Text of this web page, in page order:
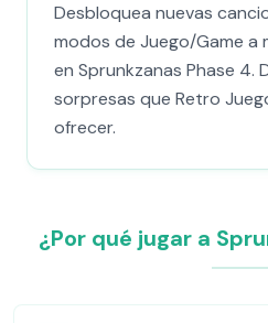
Desbloquea nuevas
modos de Juego/Game a
en Sprunkzanas Phase 4.
sorpresas que Retro
ofrecer.
¿Por qué jugar a